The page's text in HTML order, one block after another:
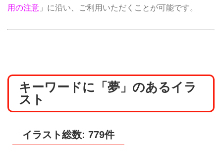
用の注意 」に沿い、ご利用いただくことが可能です。
キーワードに「夢」のあるイラ
スト
イラスト総数: 779件